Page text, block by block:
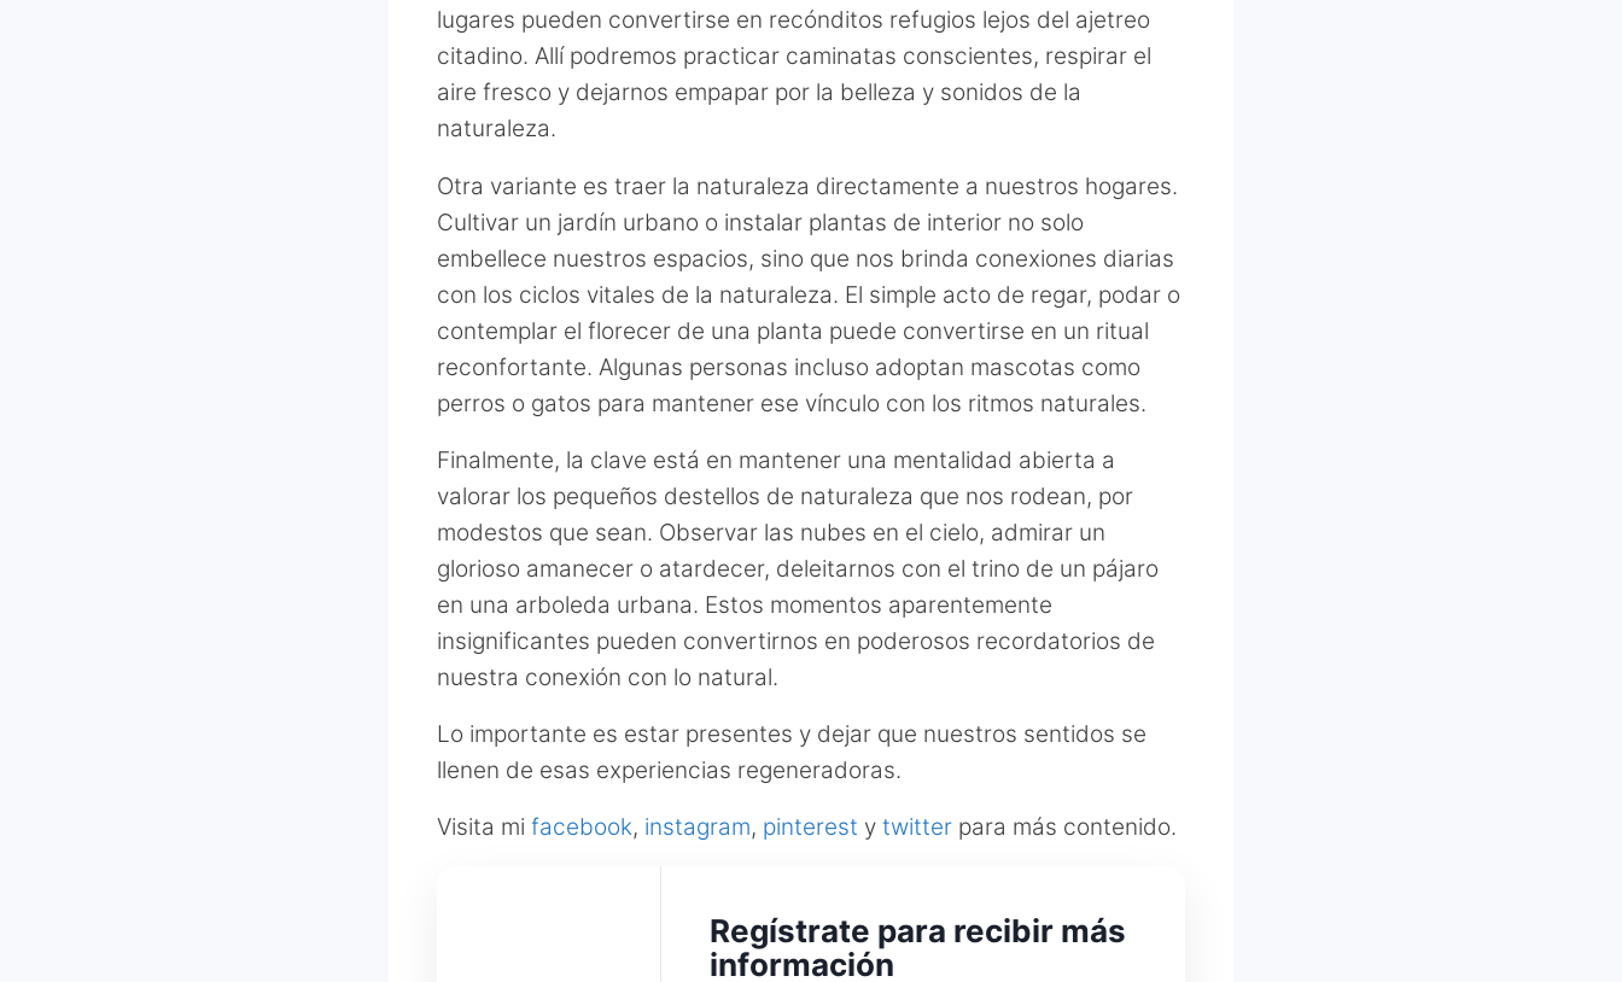
lugares pueden convertirse en recónditos refugios lejos del ajetreo
citadino. Allí podremos practicar caminatas conscientes, respirar el
aire fresco y dejarnos empapar por la belleza y sonidos de la
naturaleza.
Otra variante es traer la naturaleza directamente a nuestros hogares.
Cultivar un jardín urbano o instalar plantas de interior no solo
embellece nuestros espacios, sino que nos brinda conexiones diarias
con los ciclos vitales de la naturaleza. El simple acto de regar, podar o
contemplar el florecer de una planta puede convertirse en un ritual
reconfortante. Algunas personas incluso adoptan mascotas como
perros o gatos para mantener ese vínculo con los ritmos naturales.
Finalmente, la clave está en mantener una mentalidad abierta a
valorar los pequeños destellos de naturaleza que nos rodean, por
modestos que sean. Observar las nubes en el cielo, admirar un
glorioso amanecer o atardecer, deleitarnos con el trino de un pájaro
en una arboleda urbana. Estos momentos aparentemente
insignificantes pueden convertirnos en poderosos recordatorios de
nuestra conexión con lo natural.
Lo importante es estar presentes y dejar que nuestros sentidos se
llenen de esas experiencias regeneradoras.
Visita mi facebook, instagram, pinterest y twitter para más contenido.
Regístrate para recibir más
información